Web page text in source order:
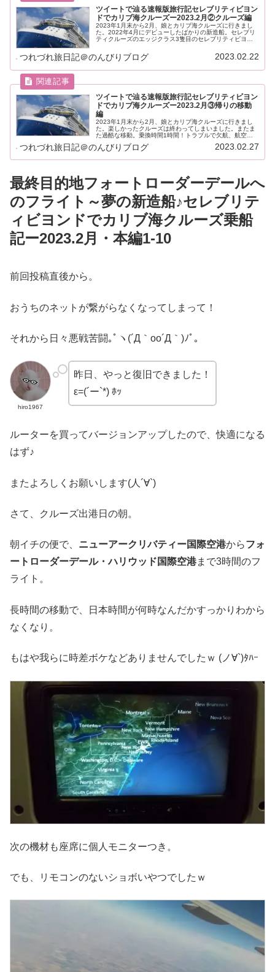
ツイートで辿る速報版旅行記セレブリティビヨン
ドでカリブ海クルーズー2023.2月②クルーズ編
2023年1月末から2月、娘とカリブ海クルーズに行きまし
た。2022年4月にデビューしたばかりの新造船。セレブリ
ティクルーズのエッジクラス3隻目のセレブリティビヨン
ぎ空間を堪能♪
つれづれ旅日記＠のんびりブログ 2023.02.22
ツイートで辿る速報版旅行記セレブリティビヨン
ドでカリブ海クルーズー2023.2月③帰りの移動
編
2023年1月末から2月、娘とカリブ海クルーズに行きまし
た。楽しかったクルーズは終わってしまいました。またま
た過酷な移動。乗換時間1時間！トラブルで欠航、航空会
社の補償でホテルと食事券を貰う。ANAの国際線が快適だ
った話。
つれづれ旅日記＠のんびりブログ 2023.02.27
最終目的地フォートローダーデールへ
のフライト～夢の新造船♪セレブリテ
ィビヨンドでカリブ海クルーズ乗船
記ー2023.2月・本編1-10
前回投稿直後から。
おうちのネットが繋がらなくなってしまって！
それから日々悪戦苦闘｡ﾟヽ(´Д｀oo´Д｀)ﾉﾟ｡
hiro1967
昨日、やっと復旧できました！
ε=(´ー`*) ﾎｯ
ルーターを買ってバージョンアップしたので、快適になる
はず♪
またよろしくお願いします(人´∀`)
さて、クルーズ出港日の朝。
朝イチの便で、 ニューアークリバティー国際空港からフォ
ートローダーデール・ハリウッド国際空港まで3時間のフ
ライト。
長時間の移動で、日本時間が何時なんだかすっかりわから
なくなり。
もはや我らに時差ボケなどありませんでしたｗ (ノ∀`)ﾀﾊｰ
次の機材も座席に個人モニターつき。
でも、リモコンのないショボいやつでしたｗ